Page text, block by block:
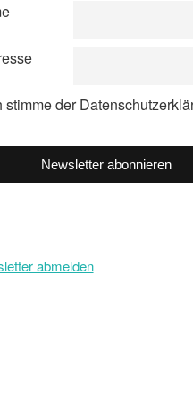
stimme der
Newsletter abonnieren
abmelden